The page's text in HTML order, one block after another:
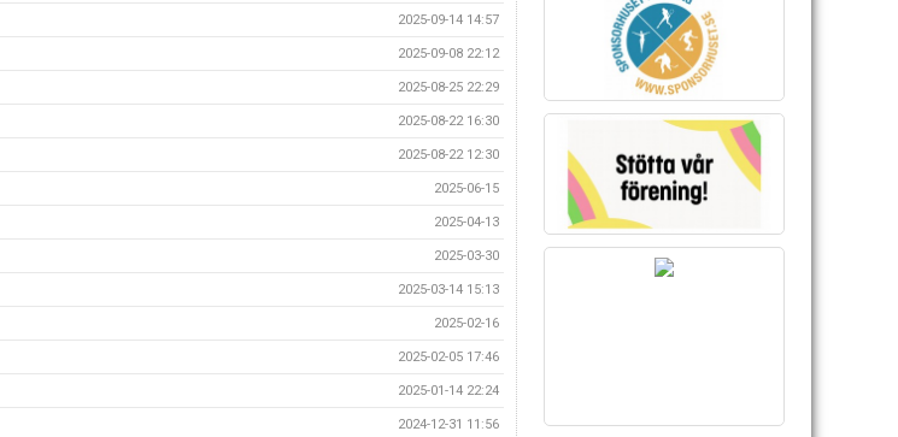
2025-09-14 14:57
2025-09-08 22:12
2025-08-25 22:29
2025-08-22 16:30
2025-08-22 12:30
2025-06-15
2025-04-13
2025-03-30
2025-03-14 15:13
2025-02-16
2025-02-05 17:46
2025-01-14 22:24
2024-12-31 11:56